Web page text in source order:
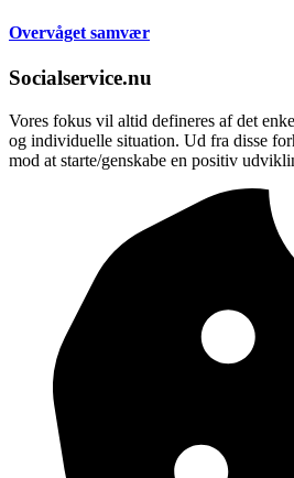
Overvåget samvær
Socialservice.nu
Vores fokus vil altid defineres af det
og individuelle situation. Ud fra disse
mod at starte/genskabe en positiv